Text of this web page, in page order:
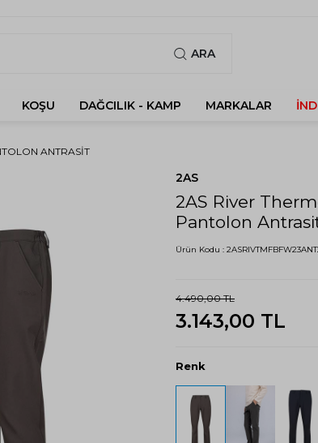
ARA
KOŞU DAĞCILIK - KAMP MARKALAR
ANTRASIT
2AS
2AS River
Pantolon
Ürün Kodu :
4.490,00TL
3.143,00 TL
Renk